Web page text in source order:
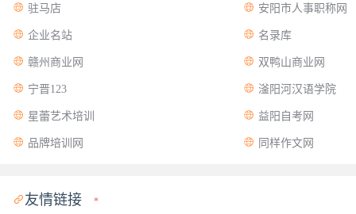
 驻马店  安阳市人事职称网
 企业名站  名录库
 赣州商业网  双鸭山商业网
 宁晋123  滏阳河汉语学院
 星蕾艺术培训  益阳自考网
 品牌培训网  同样作文网
友情链接 *